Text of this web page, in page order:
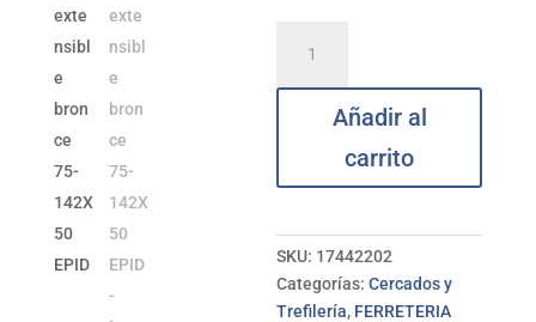
extensible
Añadir al
carrito
SKU: 17442202
Categorías:Cercados y
Trefilería, FERRETERIA